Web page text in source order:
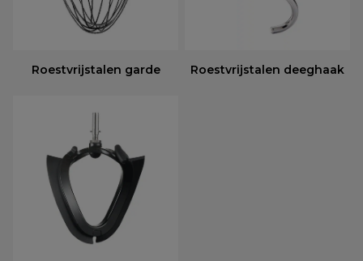
Roestvrijstalen garde Roestvrijstalen deeghaak